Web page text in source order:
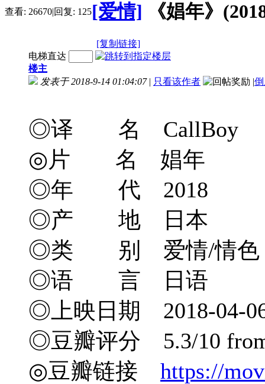
查看: 26670|回复: 125[爱情] 《娼年》
[复制链接]
电梯直达
楼主
发表于 2018-9-14 01:04:07 | 只看该作者 |
◎译 名 CallBoy
◎片 名 娼年
◎年 代 2018
◎产 地 日本
◎类 别 爱情/情色
◎语 言 日语
◎上映日期 2018-04-
◎豆瓣评分 5.3/10 from
◎豆瓣链接 https://